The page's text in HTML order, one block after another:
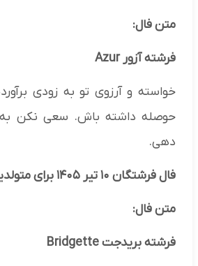
متن فال:
فرشته آزور Azur
خواسته و آرزوی تو به زودی
حوصله داشته باش. سعی نکن به
دهی.
فال فرشتگان ۱۰ تیر ۱۴۰۵ برای متولدین دی
متن فال:
فرشته بریدجت Bridgette